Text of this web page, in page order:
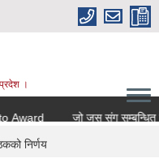
।
जो जस संग सम्बन्धित छ ।
निर्णय